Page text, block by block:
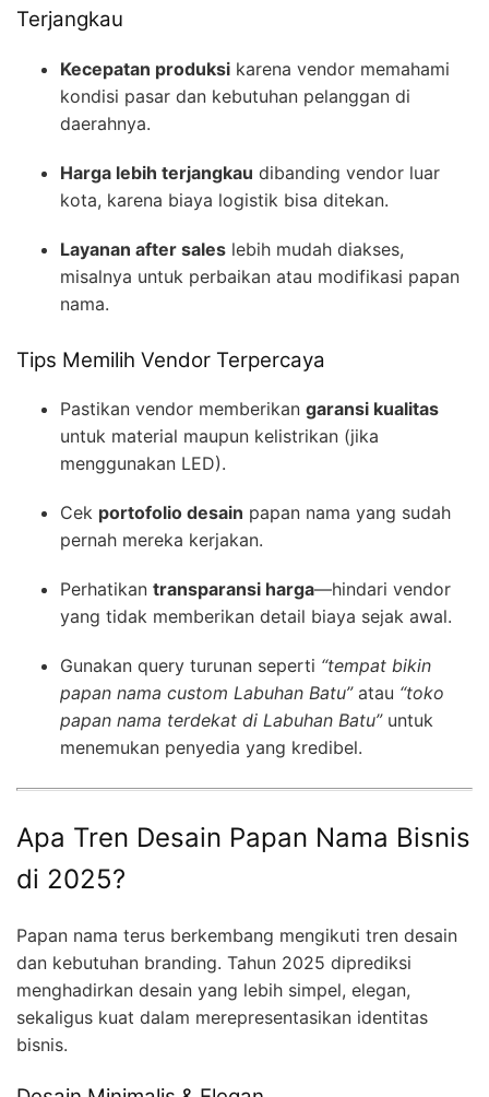
Terjangkau
Kecepatan produksi karena vendor memahami
kondisi pasar dan kebutuhan pelanggan di
daerahnya.
Harga lebih terjangkau dibanding vendor luar
kota, karena biaya logistik bisa ditekan.
Layanan after sales lebih mudah diakses,
misalnya untuk perbaikan atau modifikasi papan
nama.
Tips Memilih Vendor Terpercaya
Pastikan vendor memberikan garansi kualitas
untuk material maupun kelistrikan (jika
menggunakan LED).
Cek portofolio desain papan nama yang sudah
pernah mereka kerjakan.
Perhatikan transparansi harga—hindari vendor
yang tidak memberikan detail biaya sejak awal.
Gunakan query turunan seperti “tempat bikin
papan nama custom Labuhan Batu”atau “toko
papan nama terdekat di Labuhan Batu”untuk
menemukan penyedia yang kredibel.
Apa Tren Desain Papan Nama Bisnis
di 2025?
Papan nama terus berkembang mengikuti tren desain
dan kebutuhan branding. Tahun 2025 diprediksi
menghadirkan desain yang lebih simpel, elegan,
sekaligus kuat dalam merepresentasikan identitas
bisnis.